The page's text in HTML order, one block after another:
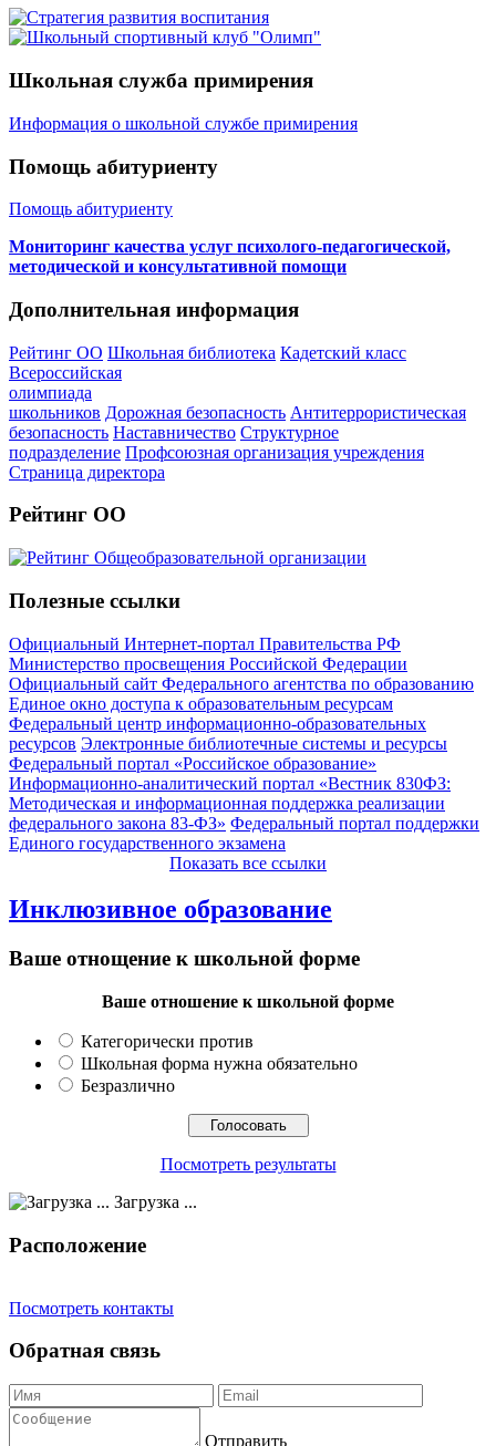
Школьная служба примирения
Информация о школьной службе примирения
Помощь абитуриенту
Помощь абитуриенту
Мониторинг качества услуг психолого-педагогической,
методической и консультативной помощи
Дополнительная информация
Рейтинг ОО Школьная библиотека Кадетский класс
Всероссийская
олимпиада
школьников Дорожная безопасность Антитеррористическая
безопасность Наставничество Структурное
подразделение Профсоюзная организация учреждения
Страница директора
Рейтинг ОО
Полезные ссылки
Официальный Интернет-портал Правительства РФ
Министерство просвещения Российской Федерации
Официальный сайт Федерального агентства по образованию
Единое окно доступа к образовательным ресурсам
Федеральный центр информационно-образовательных
ресурсов Электронные библиотечные системы и ресурсы
Федеральный портал «Российское образование»
Информационно-аналитический портал «Вестник 830ФЗ:
Методическая и информационная поддержка реализации
федерального закона 83-ФЗ» Федеральный портал поддержки
Единого государственного экзамена
Показать все ссылки
Инклюзивное образование
Ваше отнощение к школьной форме
Ваше отношение к школьной форме
Категорически против
Школьная форма нужна обязательно
Безразлично
Посмотреть результаты
Загрузка ...
Расположение
Посмотреть контакты
Обратная связь
Отправить